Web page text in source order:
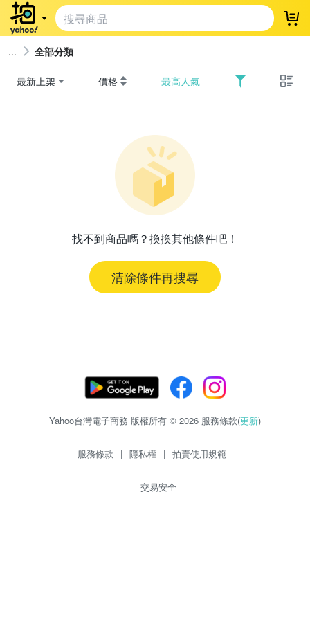
登
全部分類
最新上架 價格 最高人氣
找不到商品嗎？換換其他條件吧！
清除條件再搜尋
Yahoo台灣電子商務 版權所有 © 2026 服務條款(更新)
服務條款 | 隱私權 | 拍賣使用規範
交易安全